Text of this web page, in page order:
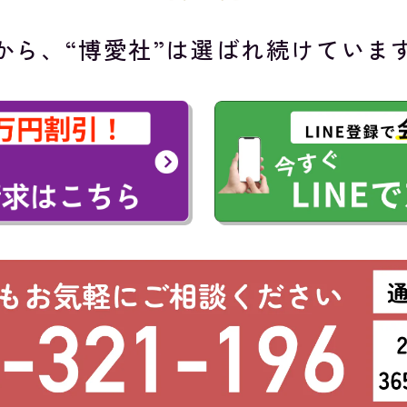
ら、“博愛社”は選ばれ続けていま